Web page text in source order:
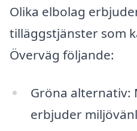
Olika elbolag
tilläggstjänster som
Överväg följande:
Gröna alternativ:
erbjuder